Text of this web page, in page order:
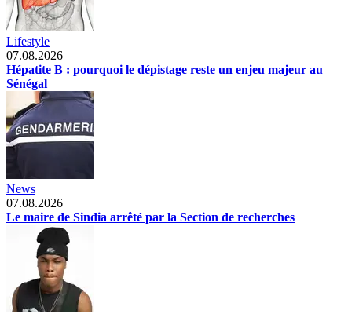
Lifestyle
07.08.2026
Hépatite B : pourquoi le dépistage reste un enjeu majeur au
Sénégal
News
07.08.2026
Le maire de Sindia arrêté par la Section de recherches